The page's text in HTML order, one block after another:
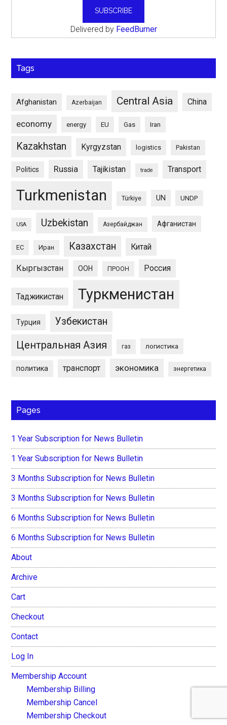
Delivered by FeedBurner
Tags
Afghanistan Azerbaijan Central Asia China
economy energy EU Gas Iran
Kazakhstan Kyrgyzstan logistics Pakistan
Politics Russia Tajikistan trade Transport
Turkmenistan Türkiye UN UNDP
USA Uzbekistan Азербайджан Афганистан
ЕС Иран Казахстан Китай
Кыргызстан ООН ПРООН Россия
Таджикистан Туркменистан
Турция Узбекистан
Центральная Азия газ логистика
политика транспорт экономика энергетика
Pages
1 Year Subscription for News Bulletin
1 Year Subscription for News Bulletin
3 Months Subscription for News Bulletin
3 Months Subscription for News Bulletin
6 Months Subscription for News Bulletin
6 Months Subscription for News Bulletin
About
Archive
Cart
Checkout
Contact
Log In
Membership Account
Membership Billing
Membership Cancel
Membership Checkout